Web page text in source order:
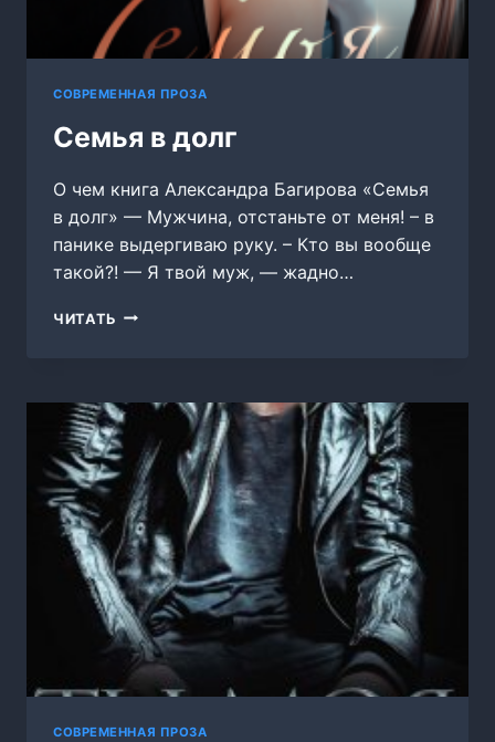
СОВРЕМЕННАЯ ПРОЗА
Семья в долг
О чем книга Александра Багирова «Семья
в долг» — Мужчина, отстаньте от меня! – в
панике выдергиваю руку. – Кто вы вообще
такой?! — Я твой муж, — жадно…
ЧИТАТЬ СЕМЬЯ
СОВРЕМЕННАЯ ПРОЗА